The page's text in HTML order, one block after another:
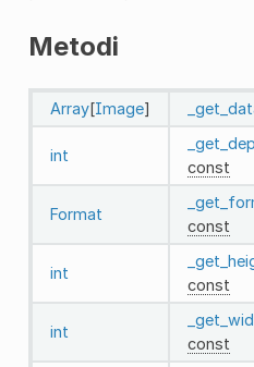
Metodi
Array[Image]
int
const
Format
const
int
const
int
const